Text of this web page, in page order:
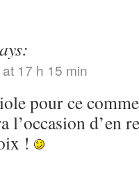
17 h 15 min
pour ce
l’occasion d’en
!